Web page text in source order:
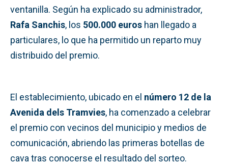
ventanilla. Según ha explicado su administrador,
Rafa Sanchis, los 500.000 euros han llegado a
particulares, lo que ha permitido un reparto muy
distribuido del premio.
El establecimiento, ubicado en el número 12 de la
Avenida dels Tramvies, ha comenzado a celebrar
el premio con vecinos del municipio y medios de
comunicación, abriendo las primeras botellas de
cava tras conocerse el resultado del sorteo.